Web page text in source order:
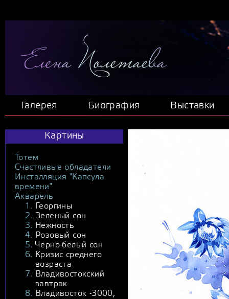
Галерея Биография Выставки
Картины
Тотем
Счастливые обладатели
Инсталляция "Капсула
времени"
Акварель
Георгины
Зеленый сон
Нежность
Розовый сон
Черно-белый сон
Кризис среднего
возраста
Владивостокский
завтрак
Владивосток -3000,